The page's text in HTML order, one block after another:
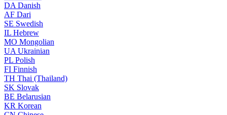
DA Danish
AF Dari
SE Swedish
IL Hebrew
MO Mongolian
UA Ukrainian
PL Polish
FI Finnish
TH Thai (Thailand)
SK Slovak
BE Belarusian
KR Korean